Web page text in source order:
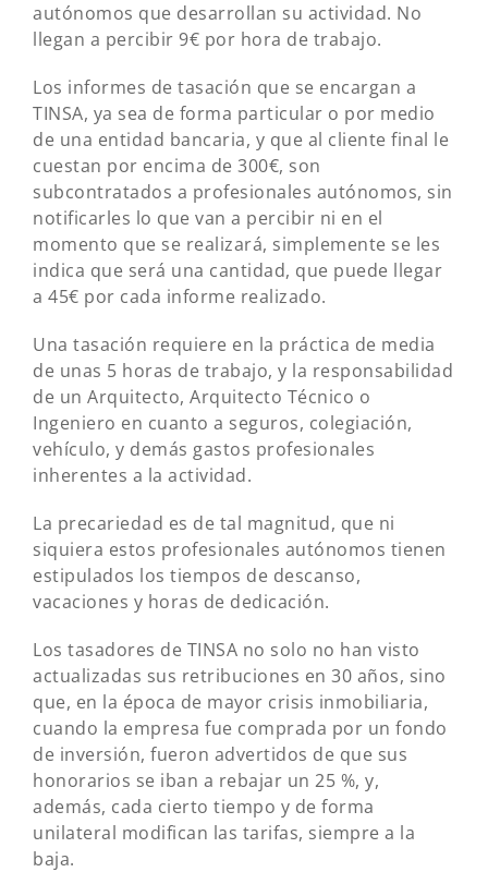
autónomos que desarrollan su actividad. No
llegan a percibir 9€ por hora de trabajo.
Los informes de tasación que se encargan a
TINSA, ya sea de forma particular o por medio
de una entidad bancaria, y que al cliente final le
cuestan por encima de 300€, son
subcontratados a profesionales autónomos, sin
notificarles lo que van a percibir ni en el
momento que se realizará, simplemente se les
indica que será una cantidad, que puede llegar
a 45€ por cada informe realizado.
Una tasación requiere en la práctica de media
de unas 5 horas de trabajo, y la responsabilidad
de un Arquitecto, Arquitecto Técnico o
Ingeniero en cuanto a seguros, colegiación,
vehículo, y demás gastos profesionales
inherentes a la actividad.
La precariedad es de tal magnitud, que ni
siquiera estos profesionales autónomos tienen
estipulados los tiempos de descanso,
vacaciones y horas de dedicación.
Los tasadores de TINSA no solo no han visto
actualizadas sus retribuciones en 30 años, sino
que, en la época de mayor crisis inmobiliaria,
cuando la empresa fue comprada por un fondo
de inversión, fueron advertidos de que sus
honorarios se iban a rebajar un 25 %, y,
además, cada cierto tiempo y de forma
unilateral modifican las tarifas, siempre a la
baja.